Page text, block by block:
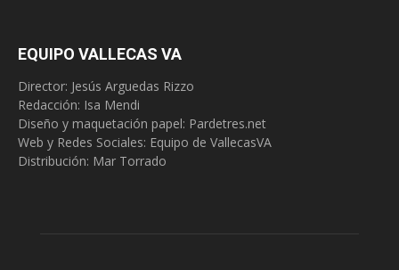
EQUIPO VALLECAS VA
Director: Jesús Arguedas Rizzo
Redacción: Isa Mendi
Diseño y maquetación papel: Pardetres.net
Web y Redes Sociales: Equipo de VallecasVA
Distribución: Mar Torrado